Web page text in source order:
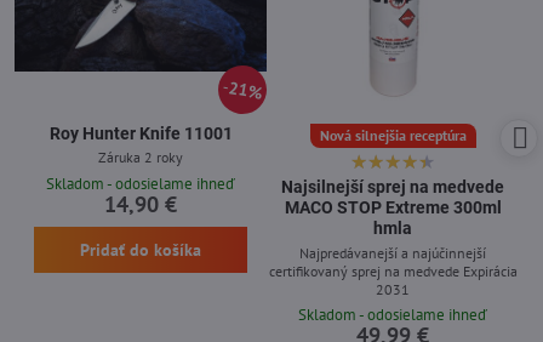
21%
Roy Hunter Knife 11001
Záruka 2 roky
Skladom - odosielame ihneď
14,90 €
Pridať do košíka
Nová silnejšia receptúra
Najsilnejší sprej na medvede
MACO STOP Extreme 300ml
hmla
Najpredávanejší a najúčinnejší
certifikovaný sprej na medvede Expirácia
2031
Skladom - odosielame ihneď
49,99 €